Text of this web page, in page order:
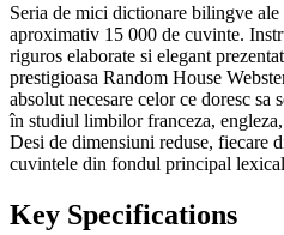
Seria de mici dictionare bilingve
aproximativ 15 000 de cuvinte.
riguros elaborate si elegant
prestigioasa Random House
absolut necesare celor ce doresc sa
în studiul limbilor franceza,
Desi de dimensiuni reduse, fiecare
cuvintele din fondul principal
Key Specifications